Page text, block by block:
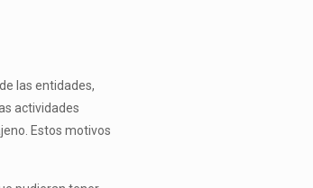
las entidades,
actividades
Estos motivos